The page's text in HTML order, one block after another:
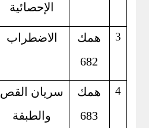
الإحصائية
3
همك
682
الاضطراب
4
همك
683
سريان القص
والطبقة